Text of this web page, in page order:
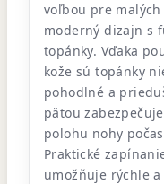
voľbou pre
moderný dizajn s
topánky. Vďaka
kože sú topánky
pohodlné a
pätou
polohu nohy
Praktické
umožňuje rýchle